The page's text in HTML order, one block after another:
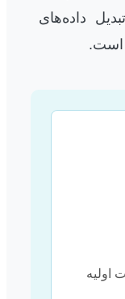
داده‌های
است.
اولیه